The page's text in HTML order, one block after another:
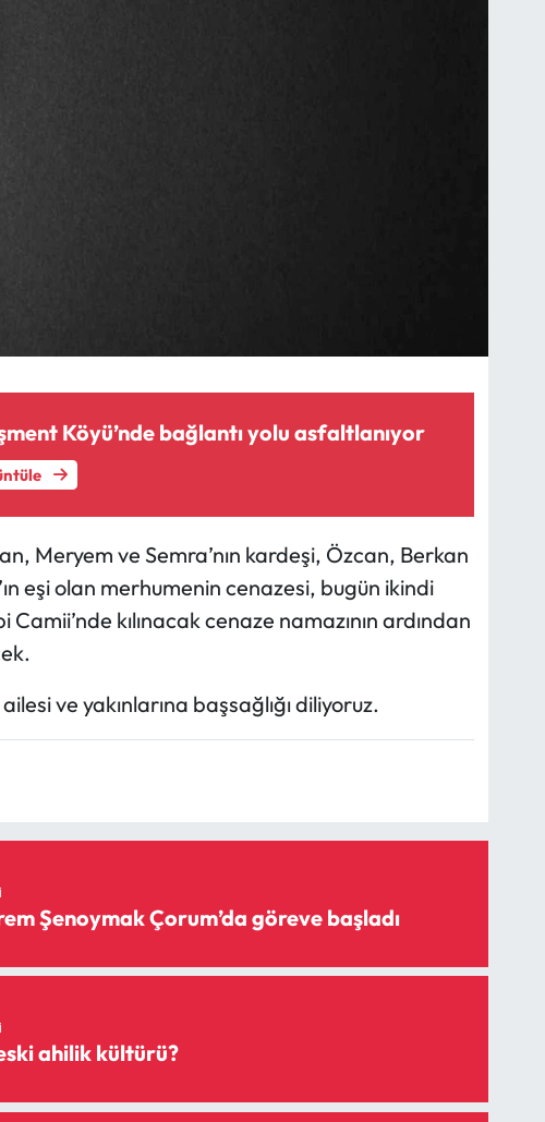
Yeni Danişment Köyü’nde bağlantı yolu asfaltlanıyor
Meryem ve Semra’nın kardeşi, Özcan, Berkan
eşi olan merhumenin cenazesi, bugün ikindi
kılınacak cenaze namazının ardından
ve yakınlarına başsağlığı diliyoruz.
Şenoymak Çorum’da göreve başladı
ahilik kültürü?